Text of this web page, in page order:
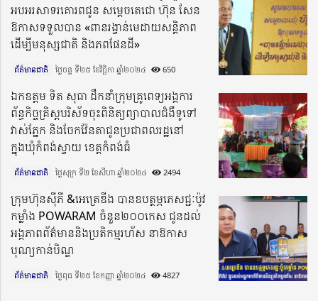
អបអរសាទរគោរពជូន សម្តេចតេជោ ហ៊ុន សែន
ឱកាសទទួលបាន «ពានរង្វាន់មេដាយសន្តិភាព
ដើម្បីមនុស្សជាតិ និងភពផែនដី»
ព័ត៌មានជាតិ ថ្ងៃចន្ទ ទី២៥ ខែវិច្ឆិកា ឆ្នាំ២០២៤​ 650
ឯកឧត្តម ទិត សុធា ដឹកនាំក្រុមគ្រូពេទ្យអង្គការ
ព័ន្ធកិច្ចគ្រិស្តបរិស័ទចុះពិនិត្យព្យាបាលជំងឺទូទៅ
វាស់ភ្នែក និងចែកវ៉ែនតាជូនប្រជាពលរដ្ឋនៅ
ក្នុងឃុំកំពង់ស្វាយ ខេត្តកំពង់ធំ
ព័ត៌មានជាតិ ថ្ងៃសុក្រ ទី២ ខែសីហា ឆ្នាំ២០២៤​ 2494
ក្រុមហ៊ុនស៊ីភី &អេត្រេឌីង បានឧបត្ថម្ភភេសជ្ជៈប៉ូវ
កម្លាំង POWARAM ចំនួន២០០កេស ជូនដល់
អង្គភាពព័ត៌មាននិងប្រតិកម្មរហ័ស នាឱកាស
បុណ្យកាន់បិណ្ឌ
ព័ត៌មានជាតិ ថ្ងៃពុធ ទី២៥ ខែកញ្ញា ឆ្នាំ២០២៤​ 4827